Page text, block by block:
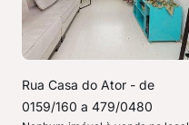
Rua Casa do Ator - de
0159/160 a 479/0480